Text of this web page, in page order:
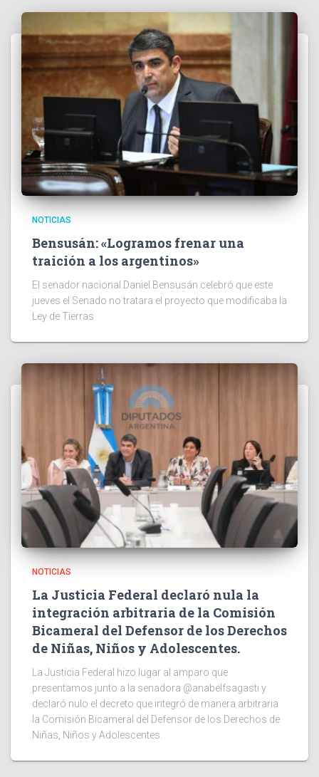
NOTICIAS
Bensusán: «Logramos frenar una
traición a los argentinos»
El senador nacional Daniel Bensusán celebró que este
jueves el Senado no tratara el proyecto que modificaba la
Ley de Tierras
NOTICIAS
La Justicia Federal declaró nula la
integración arbitraria de la Comisión
Bicameral del Defensor de los Derechos
de Niñas, Niños y Adolescentes.
La Justicia Federal hizo lugar al amparo que
presentamos junto a la senadora @anabelfsagasti y
declaró nulo el decreto que integró de manera arbitraria
la Comisión Bicameral del Defensor de los Derechos de
Niñas, Niños y Adolescentes.